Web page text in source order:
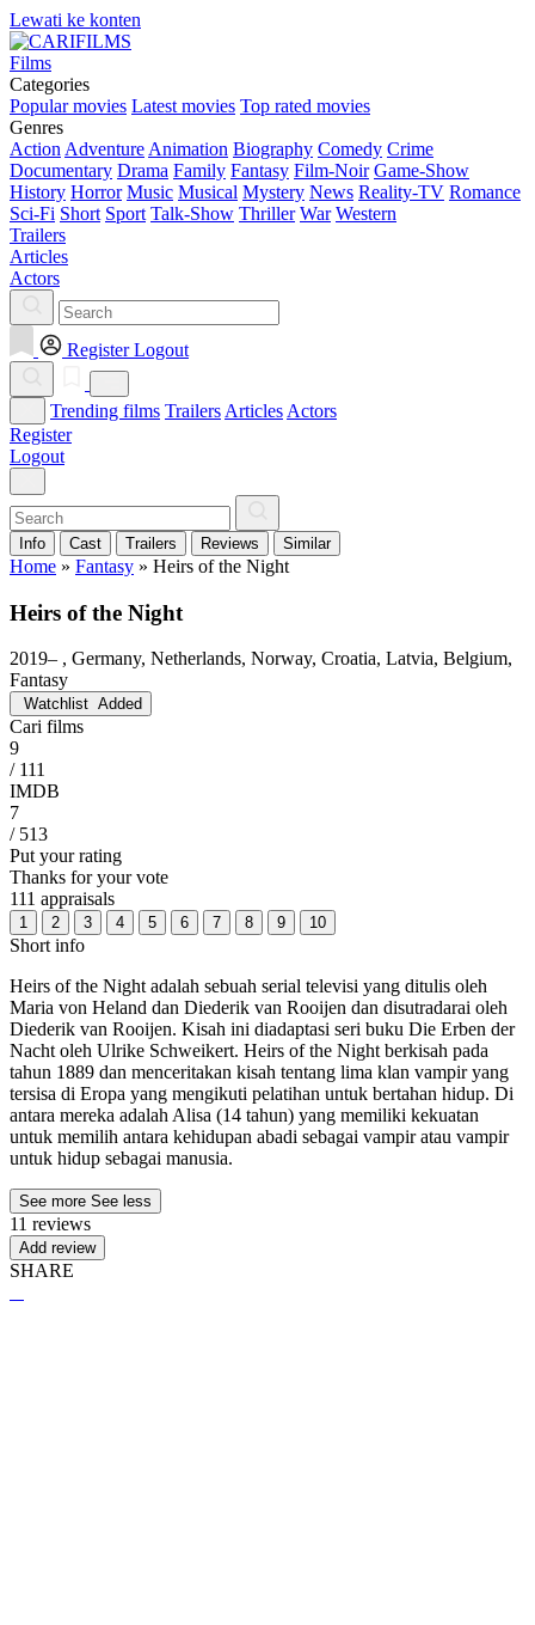
Lewati ke konten
Films
Categories
Popular movies Latest movies Top rated movies
Genres
Action Adventure Animation Biography Comedy Crime
Documentary Drama Family Fantasy Film-Noir Game-Show
History Horror Music Musical Mystery News Reality-TV Romance
Sci-Fi Short Sport Talk-Show Thriller War Western
Trailers
Articles
Actors
Register Logout
Trending films Trailers Articles Actors
Register
Logout
Info Cast Trailers Reviews Similar
Home » Fantasy » Heirs of the Night
Heirs of the Night
2019– , Germany, Netherlands, Norway, Croatia, Latvia, Belgium,
Fantasy
Watchlist Added
Cari films
9
/ 111
IMDB
7
/ 513
Put your rating
Thanks for your vote
111 appraisals
1 2 3 4 5 6 7 8 9 10
Short info
Heirs of the Night adalah sebuah serial televisi yang ditulis oleh
Maria von Heland dan Diederik van Rooijen dan disutradarai oleh
Diederik van Rooijen. Kisah ini diadaptasi seri buku Die Erben der
Nacht oleh Ulrike Schweikert. Heirs of the Night berkisah pada
tahun 1889 dan menceritakan kisah tentang lima klan vampir yang
tersisa di Eropa yang mengikuti pelatihan untuk bertahan hidup. Di
antara mereka adalah Alisa (14 tahun) yang memiliki kekuatan
untuk memilih antara kehidupan abadi sebagai vampir atau vampir
untuk hidup sebagai manusia.
See more See less
11 reviews
Add review
SHARE